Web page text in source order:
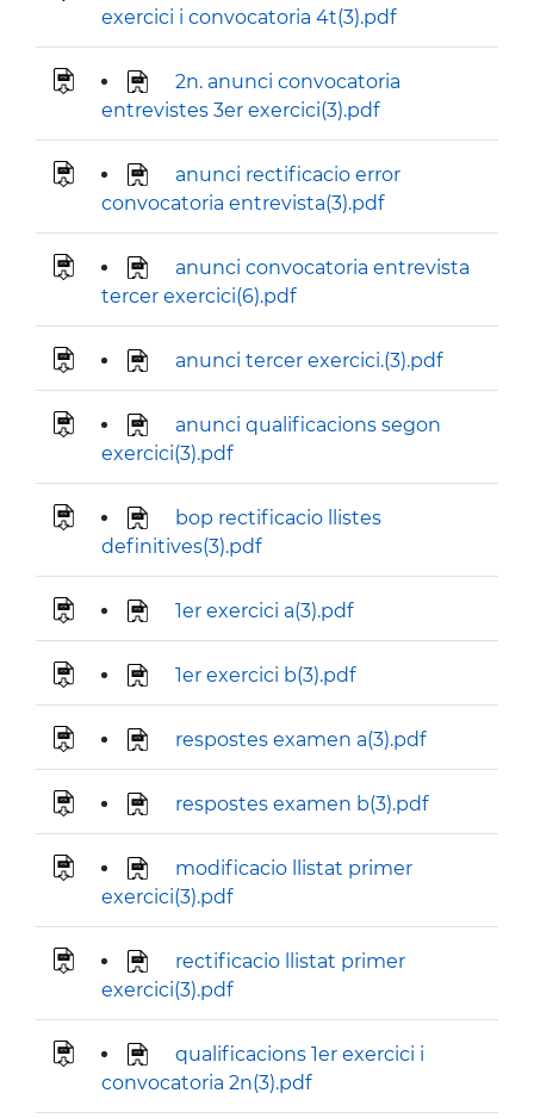
exercici i convocatoria 4t(3).pdf
2n. anunci convocatoria
entrevistes 3er exercici(3).pdf
anunci rectificacio error
convocatoria entrevista(3).pdf
anunci convocatoria entrevista
tercer exercici(6).pdf
anunci tercer exercici.(3).pdf
anunci qualificacions segon
exercici(3).pdf
bop rectificacio llistes
definitives(3).pdf
1er exercici a(3).pdf
1er exercici b(3).pdf
respostes examen a(3).pdf
respostes examen b(3).pdf
modificacio llistat primer
exercici(3).pdf
rectificacio llistat primer
exercici(3).pdf
qualificacions 1er exercici i
convocatoria 2n(3).pdf